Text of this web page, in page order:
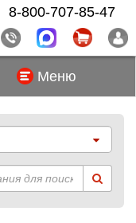
Меню
8-800-707-85-47